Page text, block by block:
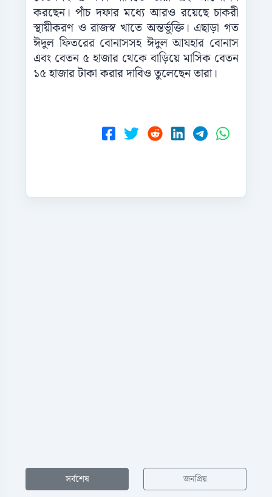
করছেন। পাঁচ দফার মধ্যে আরও রয়েছে চাকরী
স্থায়ীকরণ ও রাজস্ব খাতে অন্তর্ভুক্তি। এছাড়া গত
ঈদুল ফিতরের বোনাসসহ ঈদুল আযহার বোনাস
এবং বেতন ৫ হাজার থেকে বাড়িয়ে মাসিক বেতন
১৫ হাজার টাকা করার দাবিও তুলেছেন তারা।
সর্বশেষ জনপ্রিয়